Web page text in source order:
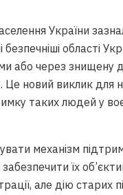
України
безпечніші області
або через знищену
Це новий виклик для
таких людей у
механізм
їх
але дію старих